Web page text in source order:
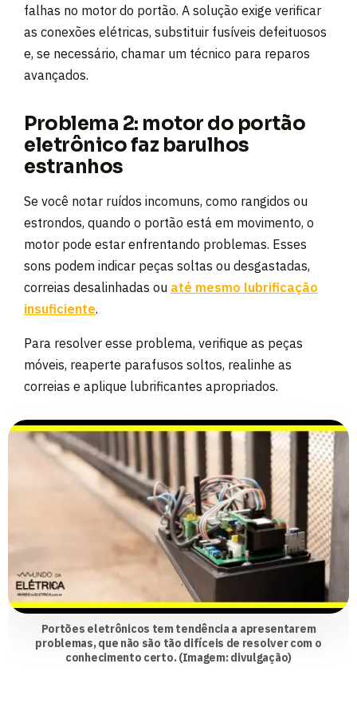
falhas no motor do portão. A solução exige verificar
as conexões elétricas, substituir fusíveis defeituosos
e, se necessário, chamar um técnico para reparos
avançados.
Problema 2: motor do portão
eletrônico faz barulhos
estranhos
Se você notar ruídos incomuns, como rangidos ou
estrondos, quando o portão está em movimento, o
motor pode estar enfrentando problemas. Esses
sons podem indicar peças soltas ou desgastadas,
correias desalinhadas ou até mesmo lubrificação
insuficiente.
Para resolver esse problema, verifique as peças
móveis, reaperte parafusos soltos, realinhe as
correias e aplique lubrificantes apropriados.
Portões eletrônicos tem tendência a apresentarem
problemas, que não são tão difíceis de resolver com o
conhecimento certo. (Imagem: divulgação)